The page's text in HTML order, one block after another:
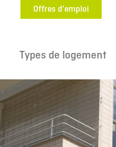
Offres d'emploi
Types de logement